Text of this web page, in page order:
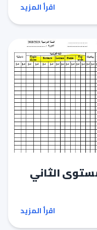
اقرأ المزيد
الثاني
اقرأ المزيد